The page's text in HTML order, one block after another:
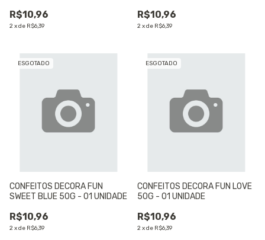
R$10,96
2xde R$6,39
R$10,96
2xde R$6,39
ESGOTADO
CONFEITOS DECORA FUN
SWEET BLUE 50G - 01 UNIDADE
R$10,96
2xde R$6,39
ESGOTADO
CONFEITOS DECORA FUN LOVE
50G - 01 UNIDADE
R$10,96
2xde R$6,39